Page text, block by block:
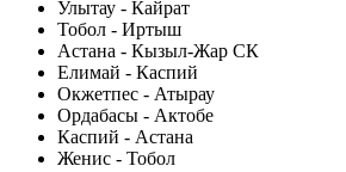
Улытау - Кайрат
Тобол - Иртыш
Астана - Кызыл-Жар СК
Елимай - Каспий
Окжетпес - Атырау
Ордабасы - Актобе
Каспий - Астана
Женис - Тобол